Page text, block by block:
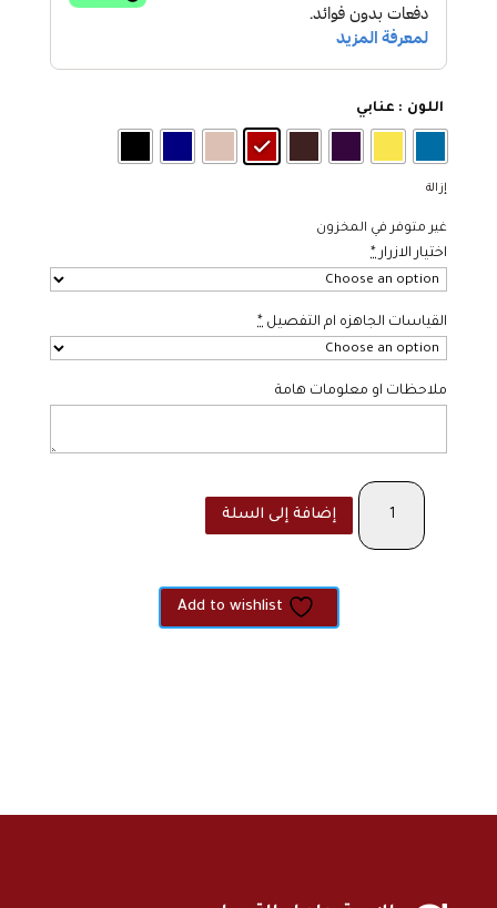
اللون : عنابي
إزالة
غير متوفر في المخزون
اختيار الازرار *
القياسات الجاهزه ام التفصيل *
ملاحظات او معلومات هامة
كمية
-
إضافة إلى السلة
Add to wishlist